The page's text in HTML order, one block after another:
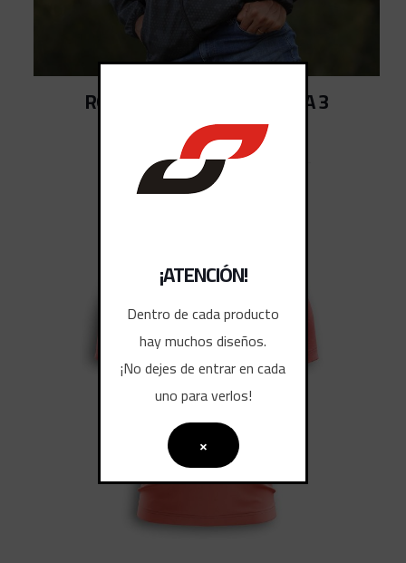
ROMPEVIENTOS SUBLIMADA 3
¡ATENCIÓN!
Dentro de cada producto
hay muchos diseños.
¡No dejes de entrar en cada
uno para verlos!
×